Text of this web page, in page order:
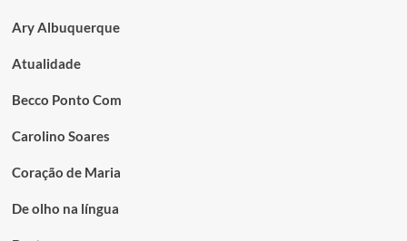
Ary Albuquerque
Atualidade
Becco Ponto Com
Carolino Soares
Coração de Maria
De olho na língua